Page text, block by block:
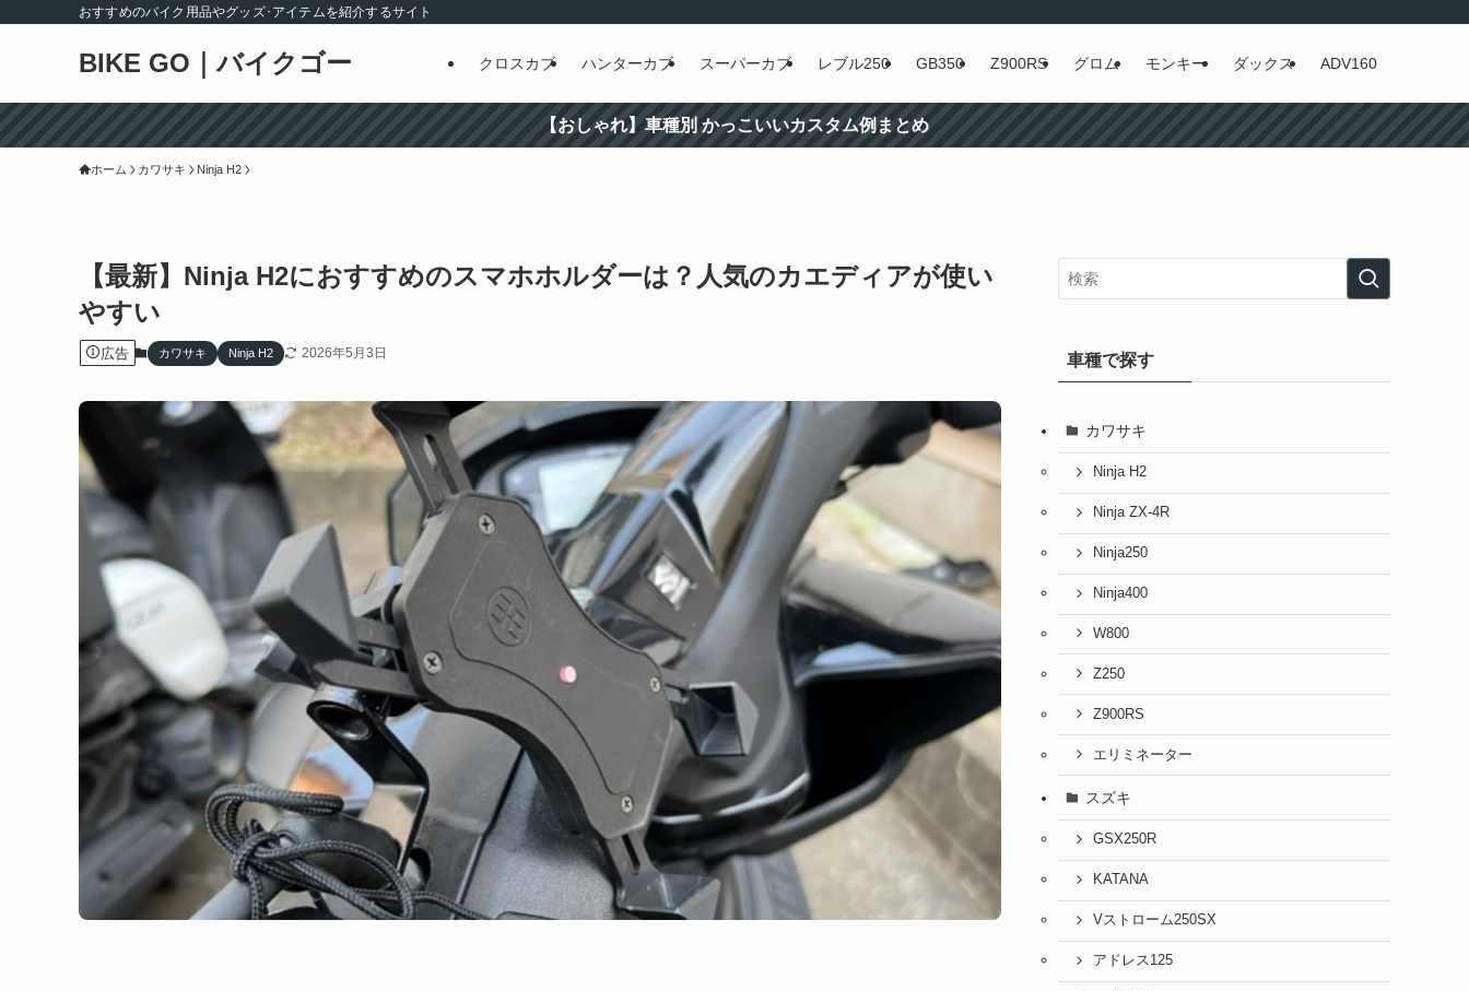
おすすめのバイク用品やグッズ･アイテムを紹介するサイト
BIKE GO｜バイクゴー クロスカブ ハンターカブ スーパーカブ レブル250 GB350 Z900RS グロム モンキー ダックス ADV160
【おしゃれ】車種別 かっこいいカスタム例まとめ
ホーム カワサキ Ninja H2
【最新】Ninja H2におすすめのスマホホルダーは？人気のカエディアが使い
やすい
広告 カワサキ Ninja H2 2026年5月3日 車種で探す
カワサキ
Ninja H2
Ninja ZX-4R
Ninja250
Ninja400
W800
Z250
Z900RS
エリミネーター
スズキ
GSX250R
KATANA
Vストローム250SX
アドレス125